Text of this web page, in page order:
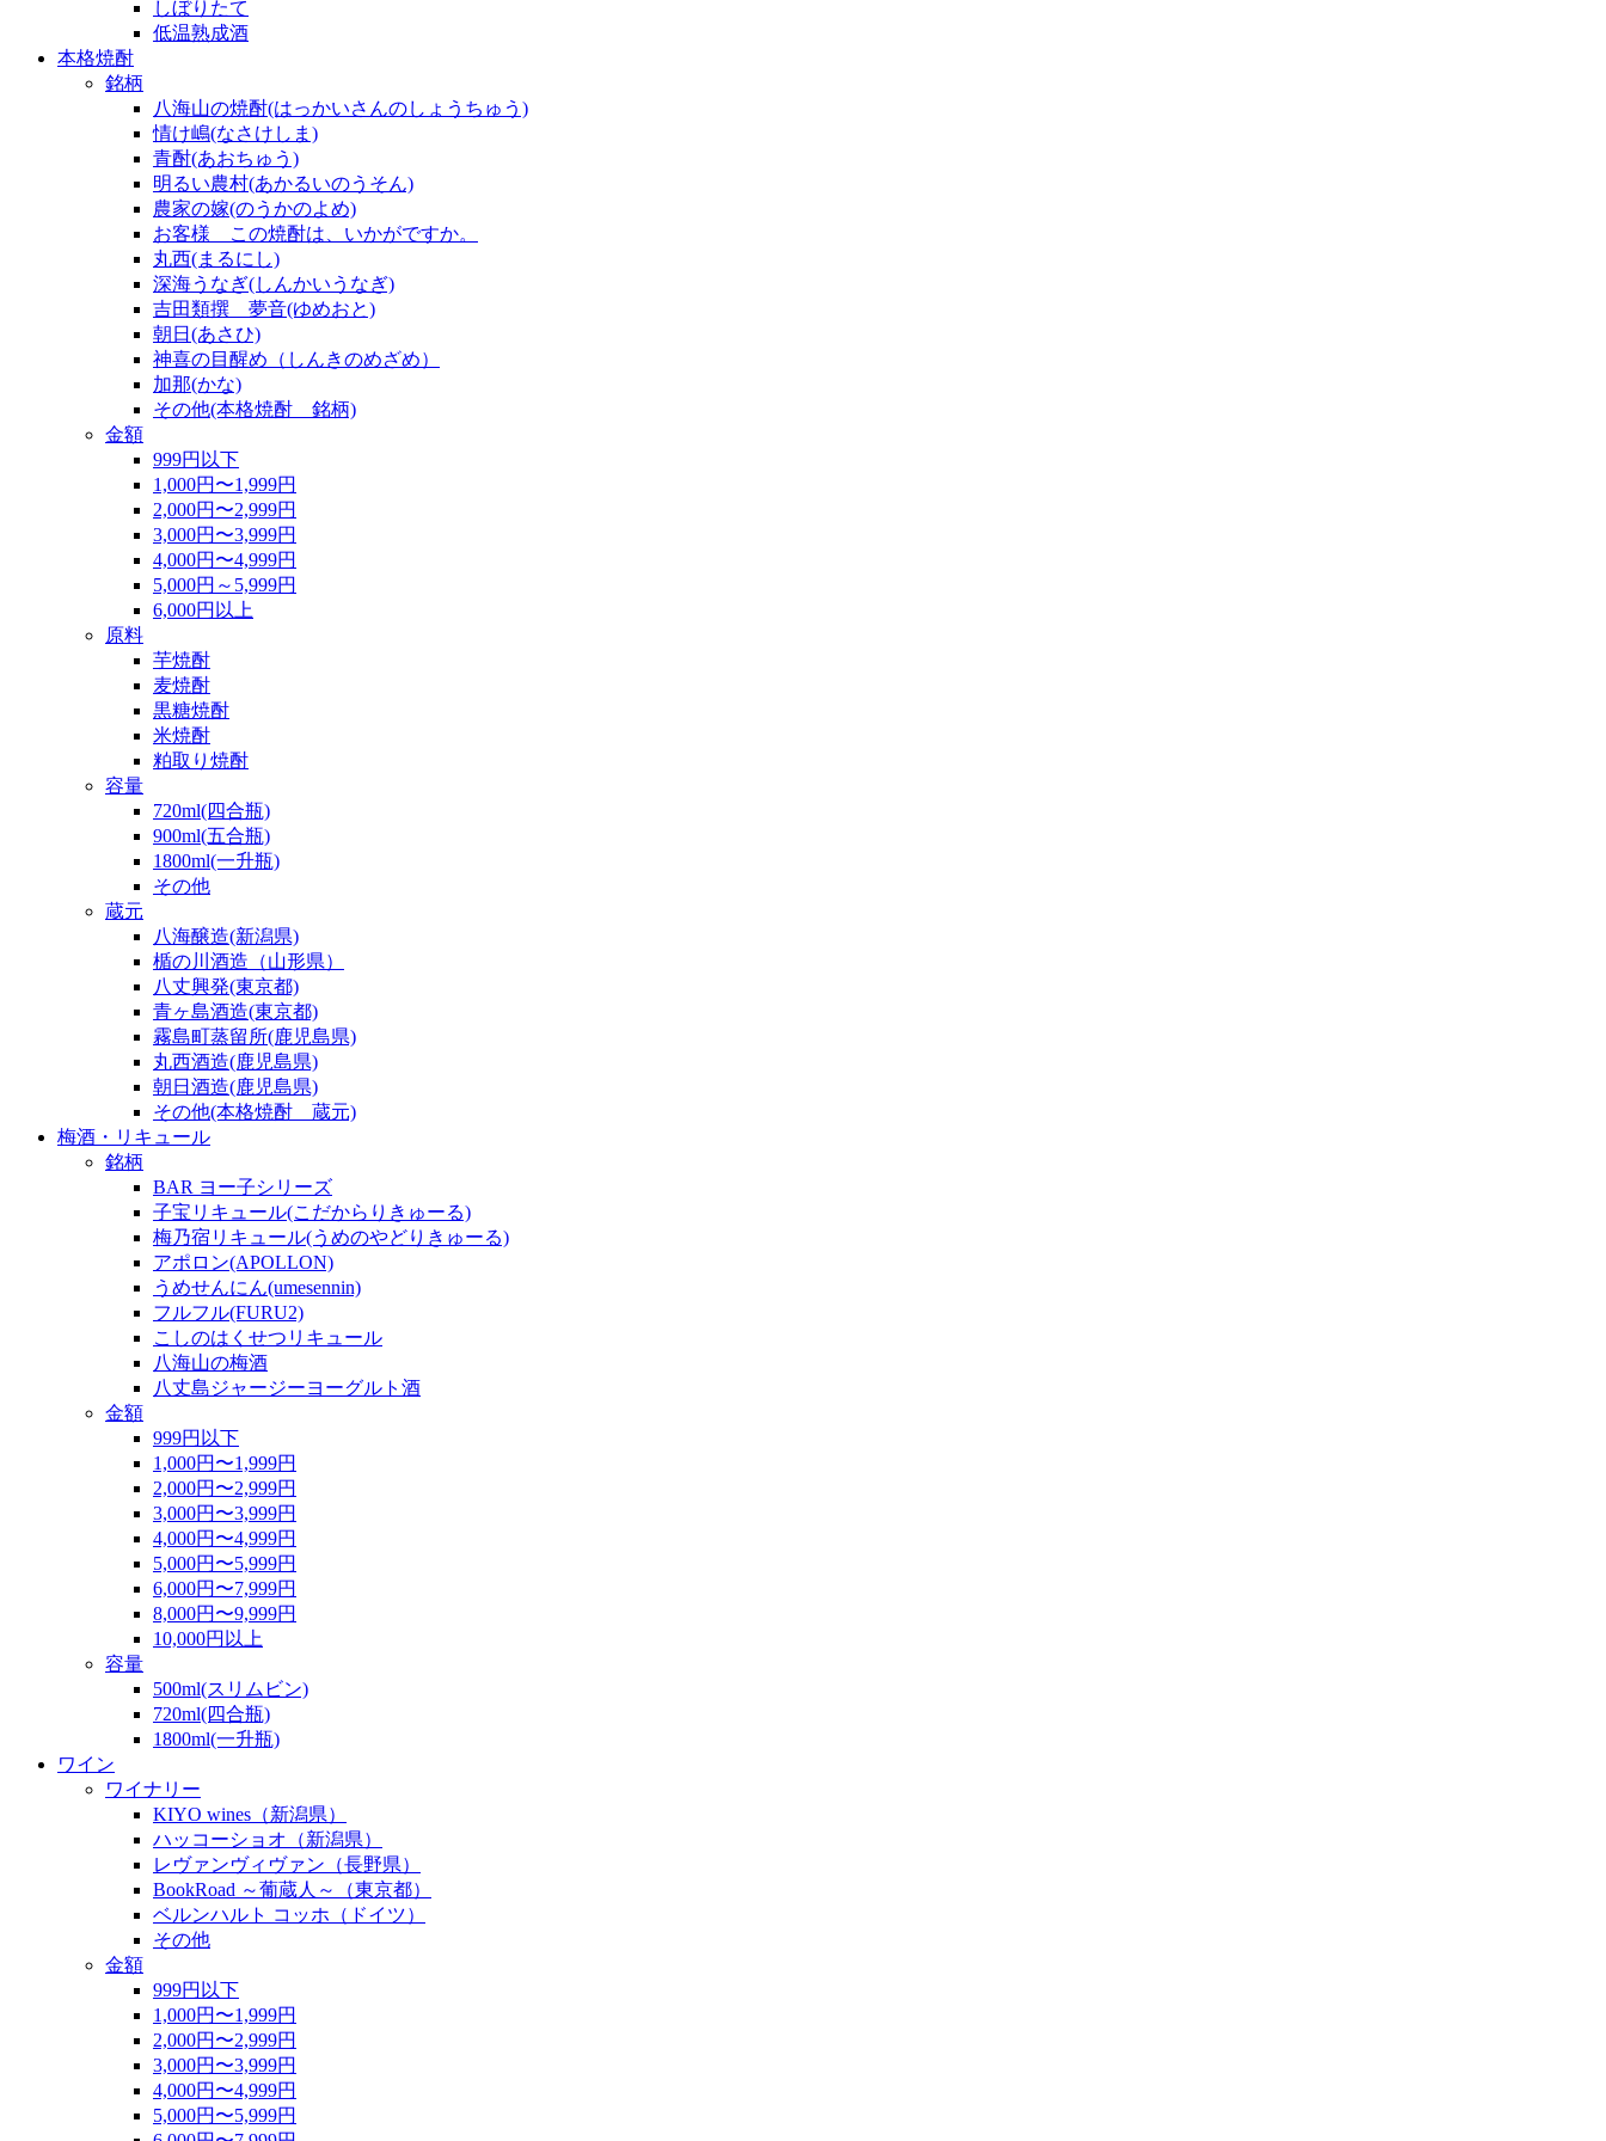
しぼりたて
低温熟成酒
本格焼酎
銘柄
八海山の焼酎(はっかいさんのしょうちゅう)
情け嶋(なさけしま)
青酎(あおちゅう)
明るい農村(あかるいのうそん)
農家の嫁(のうかのよめ)
お客様 この焼酎は、いかがですか。
丸西(まるにし)
深海うなぎ(しんかいうなぎ)
吉田類撰 夢音(ゆめおと)
朝日(あさひ)
神喜の目醒め（しんきのめざめ）
加那(かな)
その他(本格焼酎 銘柄)
金額
999円以下
1,000円〜1,999円
2,000円〜2,999円
3,000円〜3,999円
4,000円〜4,999円
5,000円～5,999円
6,000円以上
原料
芋焼酎
麦焼酎
黒糖焼酎
米焼酎
粕取り焼酎
容量
720ml(四合瓶)
900ml(五合瓶)
1800ml(一升瓶)
その他
蔵元
八海醸造(新潟県)
楯の川酒造（山形県）
八丈興発(東京都)
青ヶ島酒造(東京都)
霧島町蒸留所(鹿児島県)
丸西酒造(鹿児島県)
朝日酒造(鹿児島県)
その他(本格焼酎 蔵元)
梅酒・リキュール
銘柄
BAR ヨー子シリーズ
子宝リキュール(こだからりきゅーる)
梅乃宿リキュール(うめのやどりきゅーる)
アポロン(APOLLON)
うめせんにん(umesennin)
フルフル(FURU2)
こしのはくせつリキュール
八海山の梅酒
八丈島ジャージーヨーグルト酒
金額
999円以下
1,000円〜1,999円
2,000円〜2,999円
3,000円〜3,999円
4,000円〜4,999円
5,000円〜5,999円
6,000円〜7,999円
8,000円〜9,999円
10,000円以上
容量
500ml(スリムビン)
720ml(四合瓶)
1800ml(一升瓶)
ワイン
ワイナリー
KIYO wines（新潟県）
ハッコーショオ（新潟県）
レヴァンヴィヴァン（長野県）
BookRoad ～葡蔵人～（東京都）
ベルンハルト コッホ（ドイツ）
その他
金額
999円以下
1,000円〜1,999円
2,000円〜2,999円
3,000円〜3,999円
4,000円〜4,999円
5,000円〜5,999円